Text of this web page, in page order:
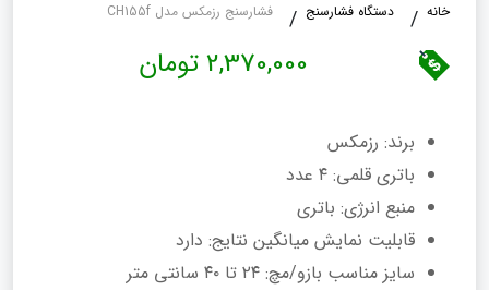
خانه دستگاه فشارسنج فشارسنج رزمکس مدل CH155f
2,370,000 تومان
برند: رزمکس
باتری قلمی: ۴ عدد
منبع انرژی: باتری
قابلیت‌ نمایش میانگین نتایج: دارد
سایز مناسب بازو/مچ: ۲۴ تا ۴۰ سانتی متر